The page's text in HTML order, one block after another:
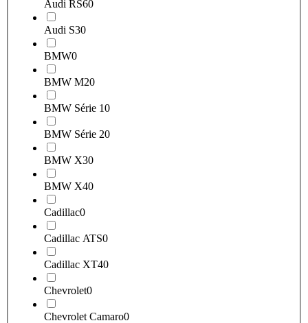
Audi RS60
Audi S30
BMW0
BMW M20
BMW Série 10
BMW Série 20
BMW X30
BMW X40
Cadillac0
Cadillac ATS0
Cadillac XT40
Chevrolet0
Chevrolet Camaro0